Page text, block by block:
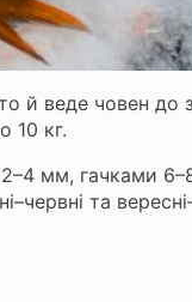
й веде човен до
10 кг.
2–4 мм, гачками
та